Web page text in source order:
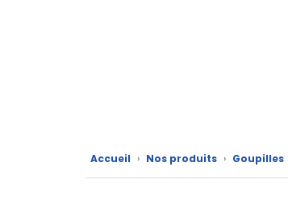
Accueil › Nos produits › Goupilles